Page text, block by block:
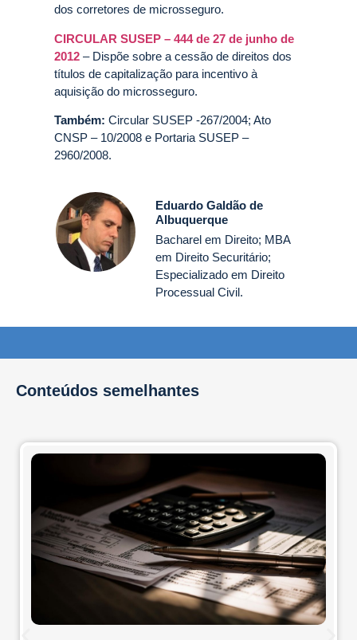
dos corretores de microsseguro.
CIRCULAR SUSEP – 444 de 27 de junho de
2012– Dispõe sobre a cessão de direitos dos
títulos de capitalização para incentivo à
aquisição do microsseguro.
Também: Circular SUSEP -267/2004; Ato
CNSP – 10/2008 e Portaria SUSEP –
2960/2008.
Eduardo Galdão de
Albuquerque
Bacharel em Direito; MBA
em Direito Securitário;
Especializado em Direito
Processual Civil.
Conteúdos semelhantes